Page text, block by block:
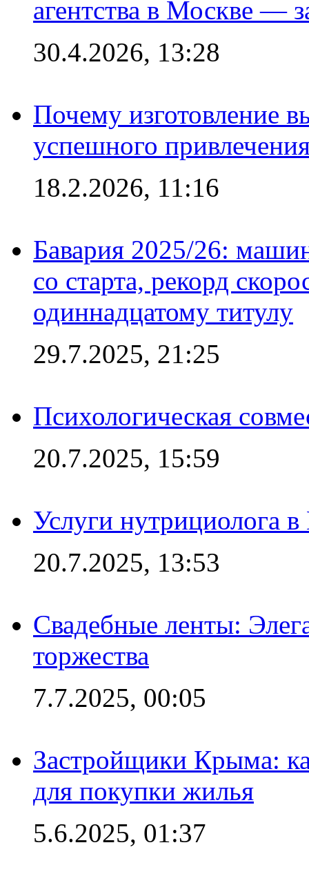
агентства в Москве —
30.4.2026, 13:28
Почему изготовление
успешного
18.2.2026, 11:16
Бавария 2025/26:
со старта, рекорд
одиннадцатому титулу
29.7.2025, 21:25
Психологическая
20.7.2025, 15:59
Услуги нутрициолога
20.7.2025, 13:53
Свадебные ленты:
торжества
7.7.2025, 00:05
Застройщики Крыма:
для покупки жилья
5.6.2025, 01:37